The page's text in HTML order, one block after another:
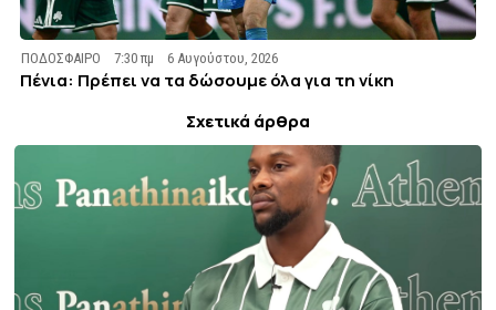
ΠΟΔΟΣΦΑΙΡΟ 7:30 πμ 6 Αυγούστου, 2026
Πένια: Πρέπει να τα δώσουμε όλα για τη νίκη
Σχετικά άρθρα